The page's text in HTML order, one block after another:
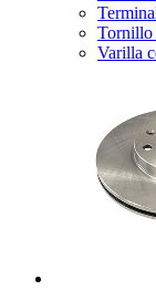
Tornillo
Varilla